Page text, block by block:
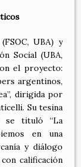
UBA) y
Social (UBA,
el proyecto:
argentinos,
dirigida por
Su tesina
se tituló “La
en una
y diálogo
calificación